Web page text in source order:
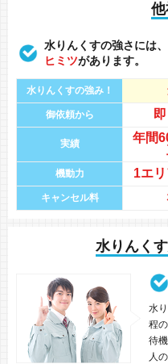
水りんくすの強さには、
ヒミツがあります。
水りんくすの強み！
御依頼から
実績 年間
機動力 1エ
キャンセル料
水りんく
水
程
待
人